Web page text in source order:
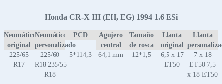
Honda CR-X III (EH, EG) 1994 1.6 ESi
Neumático
original
Neumático
personalizado
PCD
Agujero
central
Tamaño
de rosca
Llanta
original
Llanta
225/65
R17
225/60
R18|235/55
R18
5*114,3 64,1 mm 12*1,5
6,5 x 17
ET50
7 x 18
ET50|7,5
x 18 ET50